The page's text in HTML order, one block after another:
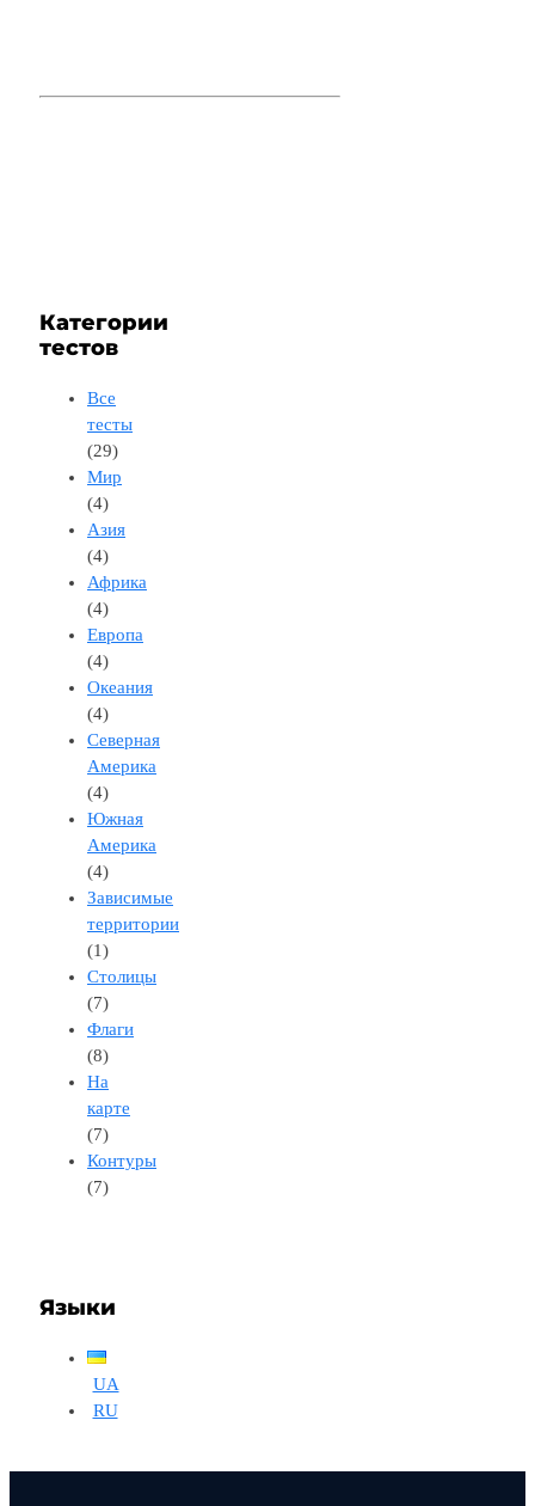
Категории
тестов
Все
тесты
(29)
Мир
(4)
Азия
(4)
Африка
(4)
Европа
(4)
Океания
(4)
Северная
Америка
(4)
Южная
Америка
(4)
Зависимые
территории
(1)
Столицы
(7)
Флаги
(8)
На
карте
(7)
Контуры
(7)
Языки
UA
RU